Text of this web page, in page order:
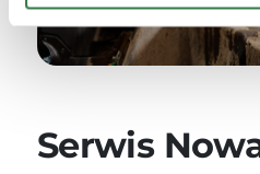
Serwis